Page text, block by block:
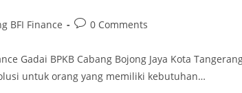
BFI Finance 0 Comments
Gadai BPKB Cabang Bojong Jaya Kota
untuk orang yang memiliki kebutuhan…